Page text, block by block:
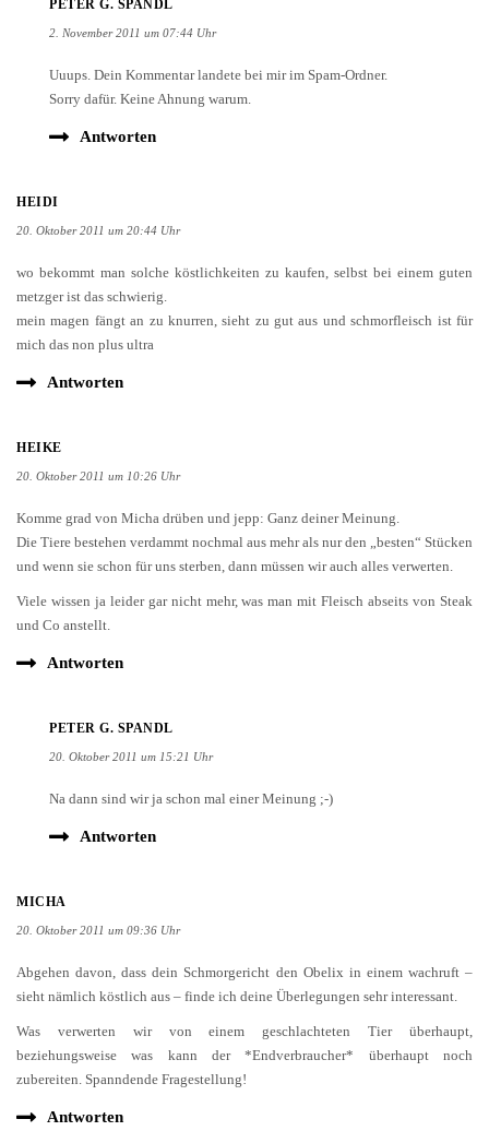
PETER G. SPANDL
2. November 2011 um 07:44 Uhr
Uuups. Dein Kommentar landete bei mir im Spam-Ordner.
Sorry dafür. Keine Ahnung warum.
Antworten
HEIDI
20. Oktober 2011 um 20:44 Uhr
wo bekommt man solche köstlichkeiten zu kaufen, selbst bei einem guten
metzger ist das schwierig.
mein magen fängt an zu knurren, sieht zu gut aus und schmorfleisch ist für
mich das non plus ultra
Antworten
HEIKE
20. Oktober 2011 um 10:26 Uhr
Komme grad von Micha drüben und jepp: Ganz deiner Meinung.
Die Tiere bestehen verdammt nochmal aus mehr als nur den „besten“ Stücken
und wenn sie schon für uns sterben, dann müssen wir auch alles verwerten.
Viele wissen ja leider gar nicht mehr, was man mit Fleisch abseits von Steak
und Co anstellt.
Antworten
PETER G. SPANDL
20. Oktober 2011 um 15:21 Uhr
Na dann sind wir ja schon mal einer Meinung ;-)
Antworten
MICHA
20. Oktober 2011 um 09:36 Uhr
Abgehen davon, dass dein Schmorgericht den Obelix in einem wachruft –
sieht nämlich köstlich aus – finde ich deine Überlegungen sehr interessant.
Was verwerten wir von einem geschlachteten Tier überhaupt,
beziehungsweise was kann der *Endverbraucher* überhaupt noch
zubereiten. Spanndende Fragestellung!
Antworten